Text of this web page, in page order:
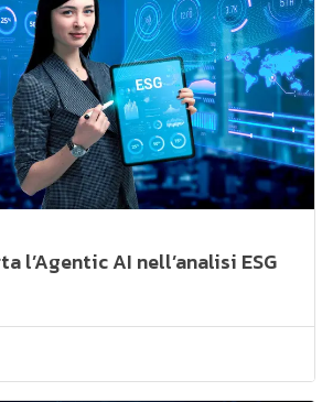
l’Agentic AI nell’analisi ESG